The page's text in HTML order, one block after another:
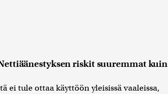
riskit suuremmat kuin
ei tule ottaa käyttöön yleisissä vaaleissa,